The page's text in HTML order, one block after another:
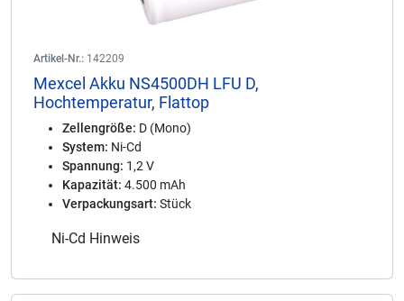
Artikel-Nr.: 142209
Mexcel Akku NS4500DH LFU D,
Hochtemperatur, Flattop
Zellengröße: D (Mono)
System: Ni-Cd
Spannung: 1,2 V
Kapazität: 4.500 mAh
Verpackungsart: Stück
Ni-Cd Hinweis